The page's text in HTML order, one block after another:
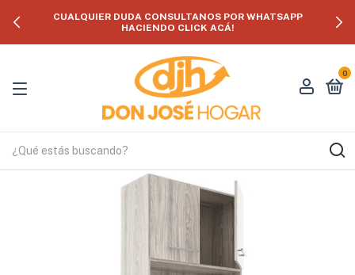
CUALQUIER DUDA CONSULTANOS POR WHATSAPP
HACIENDO CLICK ACÁ!
0